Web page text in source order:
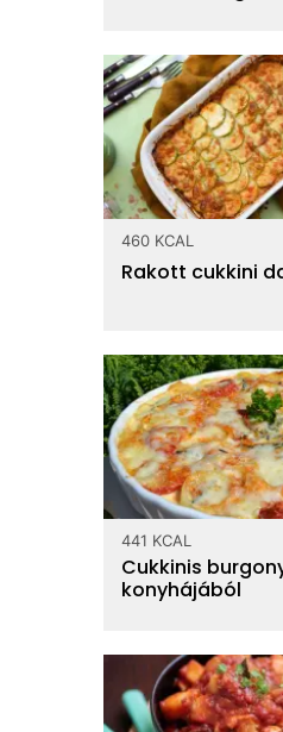
460 KCAL
Rakott cukkini
441 KCAL
Cukkinis
konyhájából